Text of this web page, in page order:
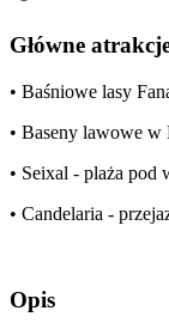
Główne
• Baśniowe lasy
• Baseny lawowe w
• Seixal - plaża pod
• Candelaria -
Opis